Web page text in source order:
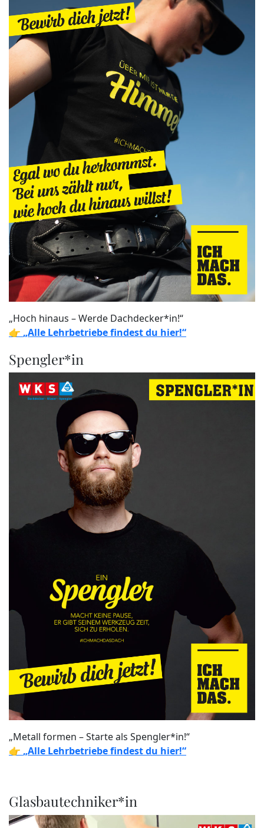
„Hoch hinaus – Werde Dachdecker*in!“
👉 „Alle Lehrbetriebe findest du hier!“
Spengler*in
„Metall formen – Starte als Spengler*in!“
👉 „Alle Lehrbetriebe findest du hier!“
Glasbautechniker*in